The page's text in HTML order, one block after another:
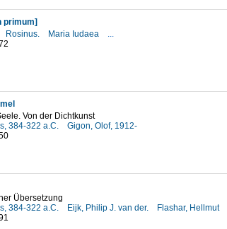
primum]
Rosinus. Maria Iudaea
...
Von der Dichtkunst
384-322 a.C.
Gigon, Olof, 1912-
Übersetzung
384-322 a.C.
Eijk, Philip J. van der. Flashar, Hellmut